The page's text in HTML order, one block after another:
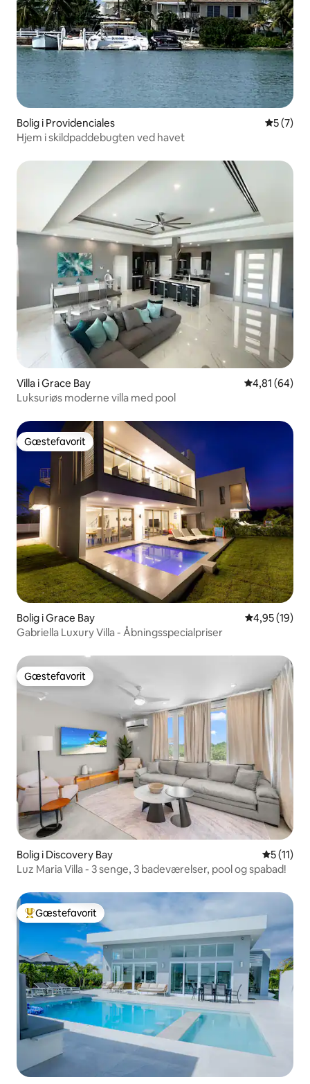
Bolig i Providenciales 5 ud af 5
5 (7)
Hjem i skildpaddebugten ved havet
Villa i Grace Bay 4,81 ud af 5 i
4,81 (64)
Luksuriøs moderne villa med pool
Gæstefavorit
Gæstefavorit
Bolig i Grace Bay 4,95 ud af 5
4,95 (19)
Gabriella Luxury Villa - Åbningsspecialpriser
Gæstefavorit
Gæstefavorit
Bolig i Discovery Bay 5 ud af 5
5 (11)
Luz Maria Villa - 3 senge, 3 badeværelser, pool og spabad!
Bedste gæstefavorit
Gæstefavorit